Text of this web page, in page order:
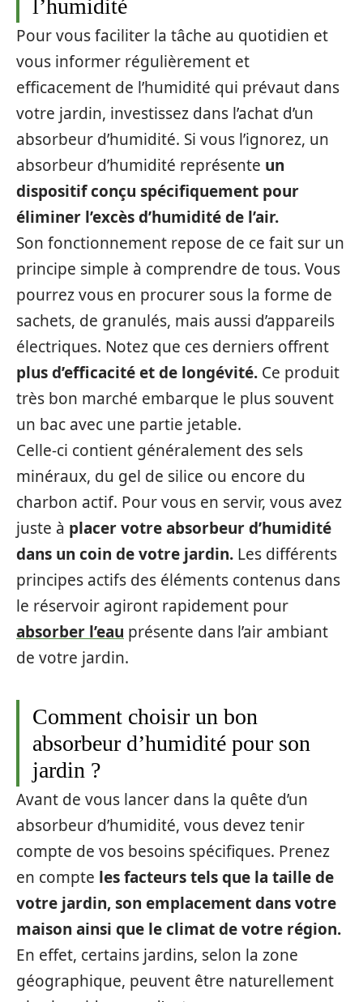
l’humidité
Pour vous faciliter la tâche au quotidien et
vous informer régulièrement et
efficacement de l’humidité qui prévaut dans
votre jardin, investissez dans l’achat d’un
absorbeur d’humidité. Si vous l’ignorez, un
absorbeur d’humidité représente un
dispositif conçu spécifiquement pour
éliminer l’excès d’humidité de l’air.
Son fonctionnement repose de ce fait sur un
principe simple à comprendre de tous. Vous
pourrez vous en procurer sous la forme de
sachets, de granulés, mais aussi d’appareils
électriques. Notez que ces derniers offrent
plus d’efficacité et de longévité. Ce produit
très bon marché embarque le plus souvent
un bac avec une partie jetable.
Celle-ci contient généralement des sels
minéraux, du gel de silice ou encore du
charbon actif. Pour vous en servir, vous avez
juste à placer votre absorbeur d’humidité
dans un coin de votre jardin. Les différents
principes actifs des éléments contenus dans
le réservoir agiront rapidement pour
absorber l’eau présente dans l’air ambiant
de votre jardin.
Comment choisir un bon
absorbeur d’humidité pour son
jardin ?
Avant de vous lancer dans la quête d’un
absorbeur d’humidité, vous devez tenir
compte de vos besoins spécifiques. Prenez
en compte les facteurs tels que la taille de
votre jardin, son emplacement dans votre
maison ainsi que le climat de votre région.
En effet, certains jardins, selon la zone
géographique, peuvent être naturellement